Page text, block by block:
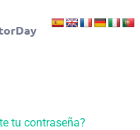
tu contraseña?